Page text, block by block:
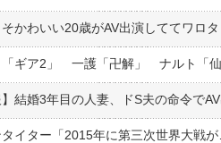
かわいい20歳がAV出演しててワロタ
「ギア2」 一護「卍解」 ナルト「仙
】結婚3年目の人妻、ドS夫の命令で
タイター「2015年に第三次世界大戦